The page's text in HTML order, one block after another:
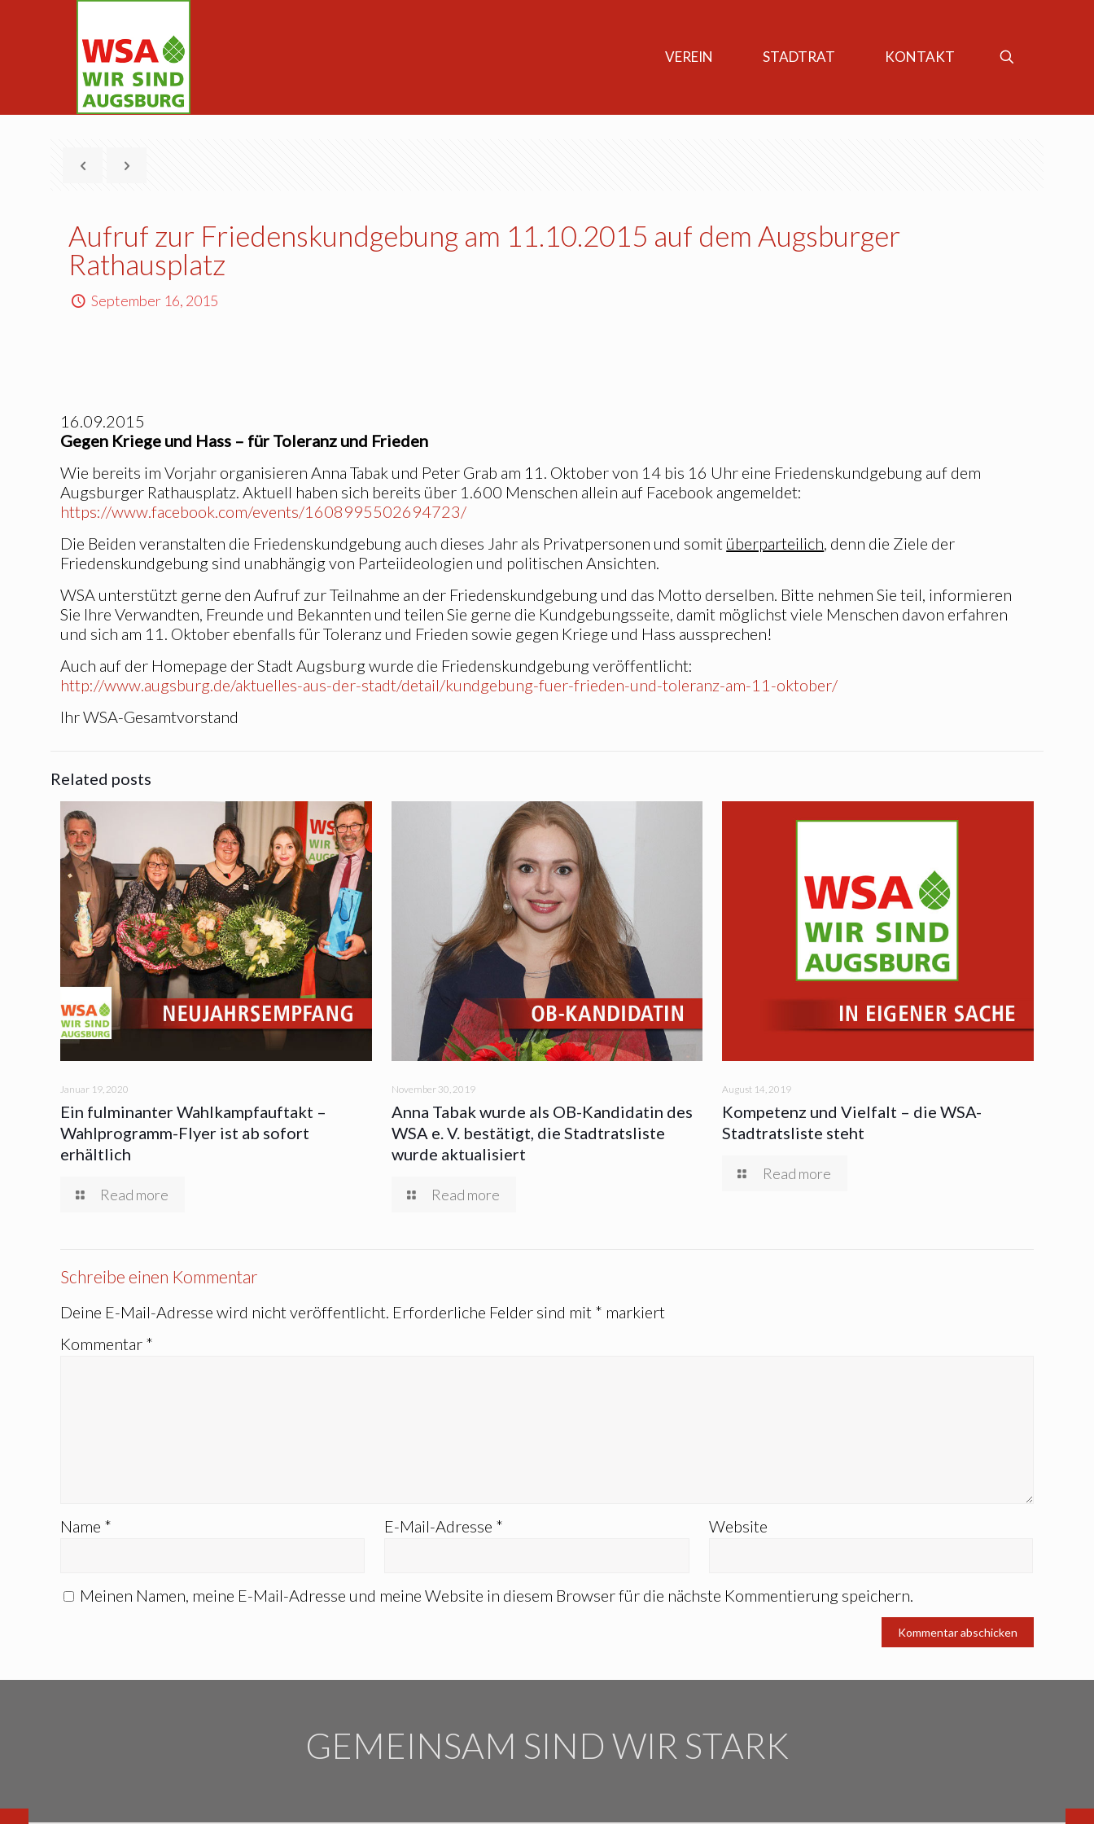
VEREIN STADTRAT KONTAKT
Aufruf zur Friedenskundgebung am 11.10.2015 auf dem Augsburger
Rathausplatz
September 16, 2015
16.09.2015
Gegen Kriege und Hass – für Toleranz und Frieden
Wie bereits im Vorjahr organisieren Anna Tabak und Peter Grab am 11. Oktober von 14 bis 16 Uhr eine Friedenskundgebung auf dem
Augsburger Rathausplatz. Aktuell haben sich bereits über 1.600 Menschen allein auf Facebook angemeldet:
https://www.facebook.com/events/1608995502694723/
Die Beiden veranstalten die Friedenskundgebung auch dieses Jahr als Privatpersonen und somit überparteilich, denn die Ziele der
Friedenskundgebung sind unabhängig von Parteiideologien und politischen Ansichten.
WSA unterstützt gerne den Aufruf zur Teilnahme an der Friedenskundgebung und das Motto derselben. Bitte nehmen Sie teil, informieren
Sie Ihre Verwandten, Freunde und Bekannten und teilen Sie gerne die Kundgebungsseite, damit möglichst viele Menschen davon erfahren
und sich am 11. Oktober ebenfalls für Toleranz und Frieden sowie gegen Kriege und Hass aussprechen!
Auch auf der Homepage der Stadt Augsburg wurde die Friedenskundgebung veröffentlicht:
http://www.augsburg.de/aktuelles-aus-der-stadt/detail/kundgebung-fuer-frieden-und-toleranz-am-11-oktober/
Ihr WSA-Gesamtvorstand
Related posts
Januar 19, 2020
Ein fulminanter Wahlkampfauftakt –
Wahlprogramm-Flyer ist ab sofort
erhältlich
Read more
November 30, 2019
Anna Tabak wurde als OB-Kandidatin des
WSA e. V. bestätigt, die Stadtratsliste
wurde aktualisiert
Read more
August 14, 2019
Kompetenz und Vielfalt – die WSA-
Stadtratsliste steht
Read more
Schreibe einen Kommentar
Deine E-Mail-Adresse wird nicht veröffentlicht. Erforderliche Felder sind mit * markiert
Kommentar *
Name * E-Mail-Adresse * Website
Meinen Namen, meine E-Mail-Adresse und meine Website in diesem Browser für die nächste Kommentierung speichern.
GEMEINSAM SIND WIR STARK